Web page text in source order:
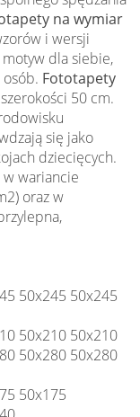
na wymiar
i wersji
dla siebie,
Fototapety
50 cm.
się jako
dziecięcych.
wariancie
oraz w
50x245 50x245
50x210 50x210
50x280 50x280
50x175